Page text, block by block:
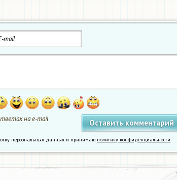
на e-mail
персональных данных и принимаю политику конфиденциальности.